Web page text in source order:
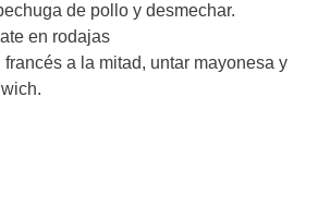
de pollo y desmechar.
en rodajas
francés a la mitad, untar mayonesa y